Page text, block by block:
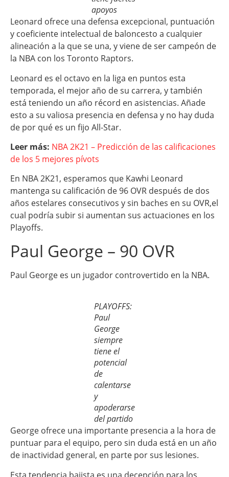
apoyos
Leonard ofrece una defensa excepcional, puntuación
y coeficiente intelectual de baloncesto a cualquier
alineación a la que se una, y viene de ser campeón de
la NBA con los Toronto Raptors.
Leonard es el octavo en la liga en puntos esta
temporada, el mejor año de su carrera, y también
está teniendo un año récord en asistencias. Añade
esto a su valiosa presencia en defensa y no hay duda
de por qué es un fijo All-Star.
Leer más: NBA 2K21 – Predicción de las calificaciones
de los 5 mejores pívots
En NBA 2K21, esperamos que Kawhi Leonard
mantenga su calificación de 96 OVR después de dos
años estelares consecutivos y sin baches en su OVR,el
cual podría subir si aumentan sus actuaciones en los
Playoffs.
Paul George – 90 OVR
Paul George es un jugador controvertido en la NBA.
PLAYOFFS:
Paul
George
siempre
tiene el
potencial
de
calentarse
y
apoderarse
del partido
George ofrece una importante presencia a la hora de
puntuar para el equipo, pero sin duda está en un año
de inactividad general, en parte por sus lesiones.